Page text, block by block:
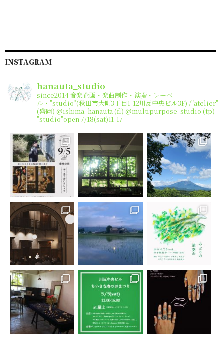
INSTAGRAM
hanauta_studio
since2014音楽企画・楽曲制作・演奏・レーベ
ル・"studio”(秋田市大町3丁目1-12川反中央ビル3F) /"atelier"
(盛岡) @ishima_hanauta (fl) @multipurpose_studio (tp)
"studio"open 7/18(sat)11-17